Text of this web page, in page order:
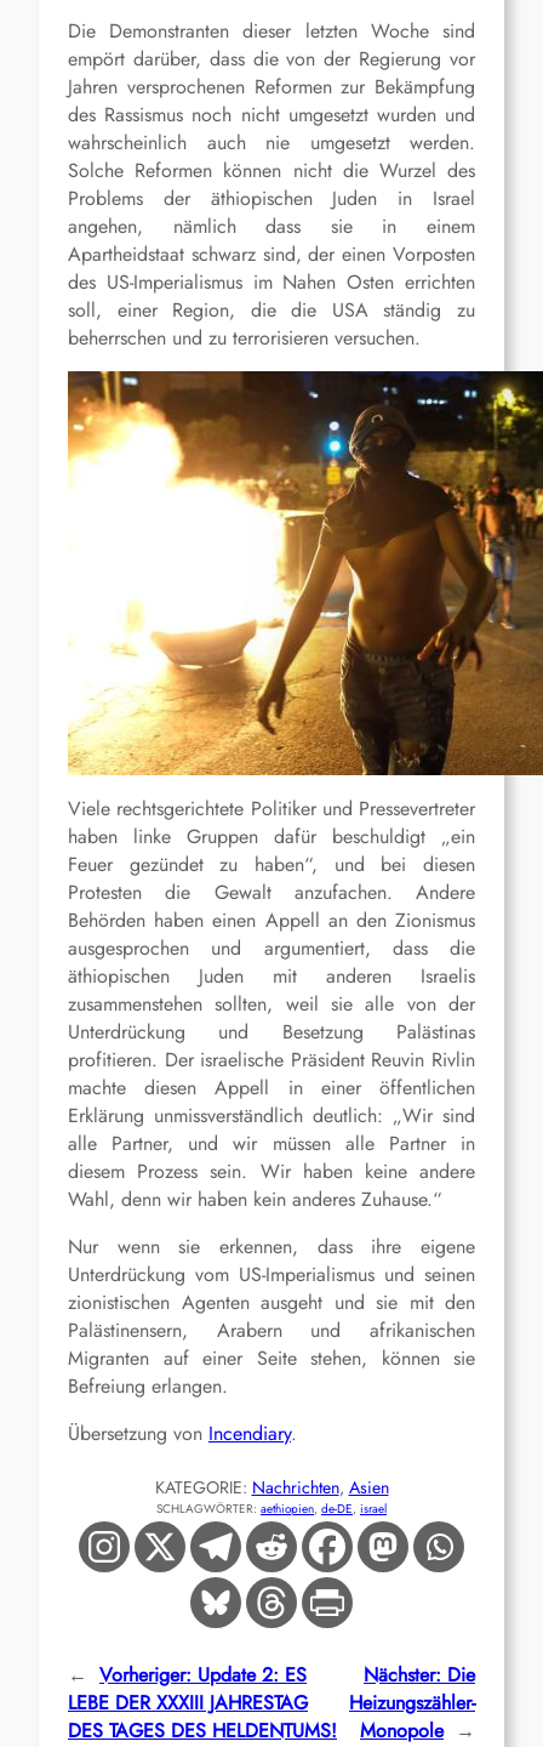
Die Demonstranten dieser letzten Woche sind
empört darüber, dass die von der Regierung vor
Jahren versprochenen Reformen zur Bekämpfung
des Rassismus noch nicht umgesetzt wurden und
wahrscheinlich auch nie umgesetzt werden.
Solche Reformen können nicht die Wurzel des
Problems der äthiopischen Juden in Israel
angehen, nämlich dass sie in einem
Apartheidstaat schwarz sind, der einen Vorposten
des US-Imperialismus im Nahen Osten errichten
soll, einer Region, die die USA ständig zu
beherrschen und zu terrorisieren versuchen.
Viele rechtsgerichtete Politiker und Pressevertreter
haben linke Gruppen dafür beschuldigt „ein
Feuer gezündet zu haben“, und bei diesen
Protesten die Gewalt anzufachen. Andere
Behörden haben einen Appell an den Zionismus
ausgesprochen und argumentiert, dass die
äthiopischen Juden mit anderen Israelis
zusammenstehen sollten, weil sie alle von der
Unterdrückung und Besetzung Palästinas
profitieren. Der israelische Präsident Reuvin Rivlin
machte diesen Appell in einer öffentlichen
Erklärung unmissverständlich deutlich: „Wir sind
alle Partner, und wir müssen alle Partner in
diesem Prozess sein. Wir haben keine andere
Wahl, denn wir haben kein anderes Zuhause.“
Nur wenn sie erkennen, dass ihre eigene
Unterdrückung vom US-Imperialismus und seinen
zionistischen Agenten ausgeht und sie mit den
Palästinensern, Arabern und afrikanischen
Migranten auf einer Seite stehen, können sie
Befreiung erlangen.
Übersetzung von Incendiary.
KATEGORIE: Nachrichten, Asien
SCHLAGWÖRTER: aethiopien, de-DE, israel
← Vorheriger: Update 2: ES
LEBE DER XXXIII JAHRESTAG
DES TAGES DES HELDENTUMS!
Nächster: Die
Heizungszähler-
Monopole →